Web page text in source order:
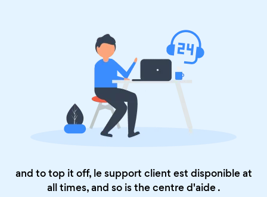
and to top it off, le support client est disponible at
all times, and so is thecentre d'aide.